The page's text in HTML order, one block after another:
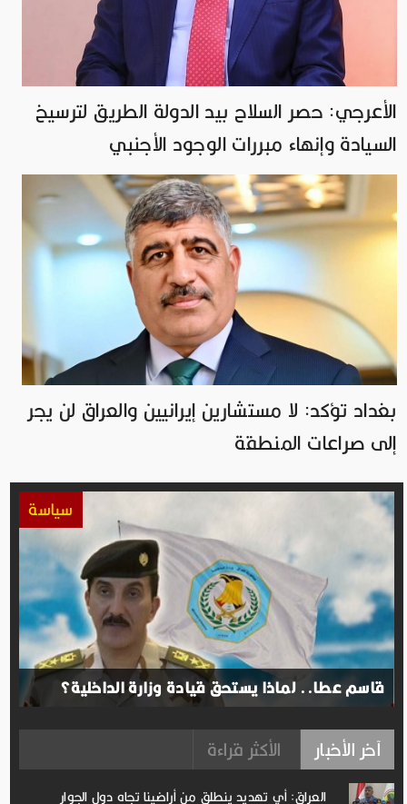
الأعرجي: حصر السلاح بيد الدولة الطريق لترسيخ
السيادة وإنهاء مبررات الوجود الأجنبي
بغداد تؤكد: لا مستشارين إيرانيين والعراق لن يجر
إلى صراعات المنطقة
سياسة
قاسم عطا.. لماذا يستحق قيادة وزارة الداخلية؟
آخر الأخبار الأكثر قراءة
العراق: أي تهديد ينطلق من أراضينا تجاه دول الجوار